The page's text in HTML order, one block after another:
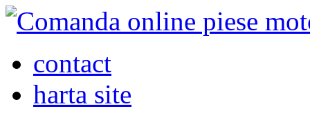
contact
harta site